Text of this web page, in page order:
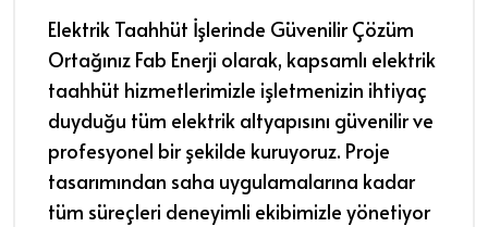
Elektrik Taahhüt İşlerinde Güvenilir Çözüm
Ortağınız Fab Enerji olarak, kapsamlı elektrik
taahhüt hizmetlerimizle işletmenizin ihtiyaç
duyduğu tüm elektrik altyapısını güvenilir ve
profesyonel bir şekilde kuruyoruz. Proje
tasarımından saha uygulamalarına kadar
tüm süreçleri deneyimli ekibimizle yönetiyor